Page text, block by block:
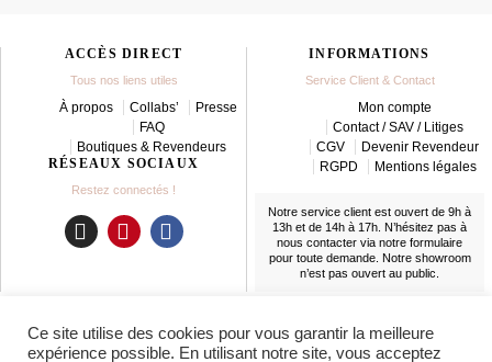
ACCÈS DIRECT
Tous nos liens utiles
À propos Collabs’
Presse
FAQ
Boutiques & Revendeurs
RÉSEAUX SOCIAUX
Restez connectés !
I
a
P
e
F
b
INFORMATIONS
Service Client & Contact
Mon compte
Contact / SAV / Litiges
CGV
Devenir Revendeur
RGPD
Mentions légales
Notre service client est ouvert de 9h à
13h et de 14h à 17h. N’hésitez pas à
nous contacter via notre formulaire
pour toute demande. Notre showroom
n’est pas ouvert au public.
En France et partout dans le monde
Ce site utilise des cookies pour vous garantir la meilleure
expérience possible. En utilisant notre site, vous acceptez